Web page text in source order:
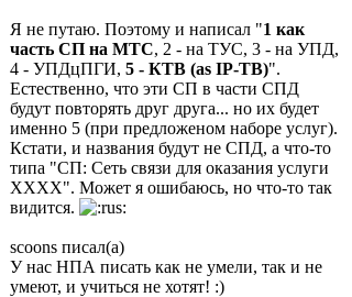
Я не путаю. Поэтому и написал "1 как
часть СП на МТС, 2 - на ТУС, 3 - на УПД,
4 - УПДцПГИ, 5 - КТВ (as IP-ТВ)".
Естественно, что эти СП в части СПД
будут повторять друг друга... но их будет
именно 5 (при предложеном наборе услуг).
Кстати, и названия будут не СПД, а что-то
типа "СП: Сеть связи для оказания услуги
ХХХХ". Может я ошибаюсь, но что-то так
видится.
scoons писал(а)
У нас НПА писать как не умели, так и не
умеют, и учиться не хотят! :)